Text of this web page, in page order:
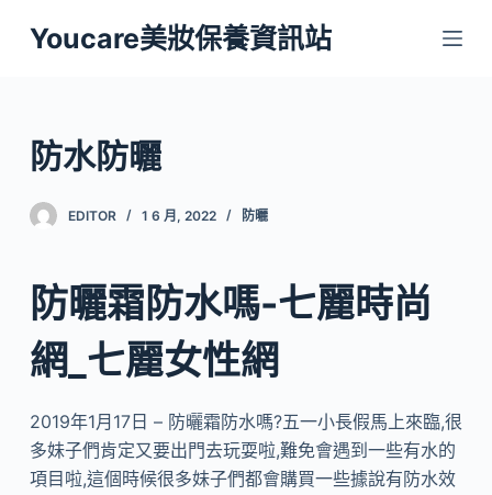
跳
至
內
容
Youcare美妝保養資訊站
防水防曬
EDITOR 1 6 月, 2022 防曬
防曬霜防水嗎-七麗時尚
網_七麗女性網
2019年1月17日 – 防曬霜防水嗎?五一小長假馬上來臨,很
多妹子們肯定又要出門去玩耍啦,難免會遇到一些有水的
項目啦,這個時候很多妹子們都會購買一些據說有防水效